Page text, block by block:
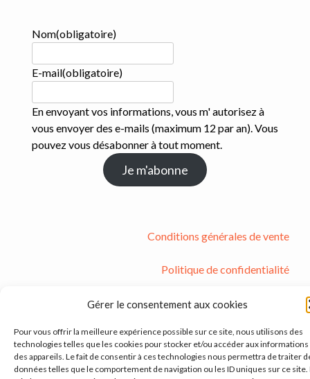
Gérer le consentement aux cookies
Pour vous offrir la meilleure expérience possible sur ce site, nous utilisons des
technologies telles que les cookies pour stocker et/ou accéder aux informations
des appareils. Le fait de consentir à ces technologies nous permettra de traiter
données telles que le comportement de navigation ou les ID uniques sur ce site.
Nom(obligatoire)
E-mail(obligatoire)
En envoyant vos informations, vous m' autorisez à
vous envoyer des e-mails (maximum 12 par an). Vous
pouvez vous désabonner à tout moment.
Je m'abonne
Conditions générales de vente
Politique de confidentialité
Mentions légales